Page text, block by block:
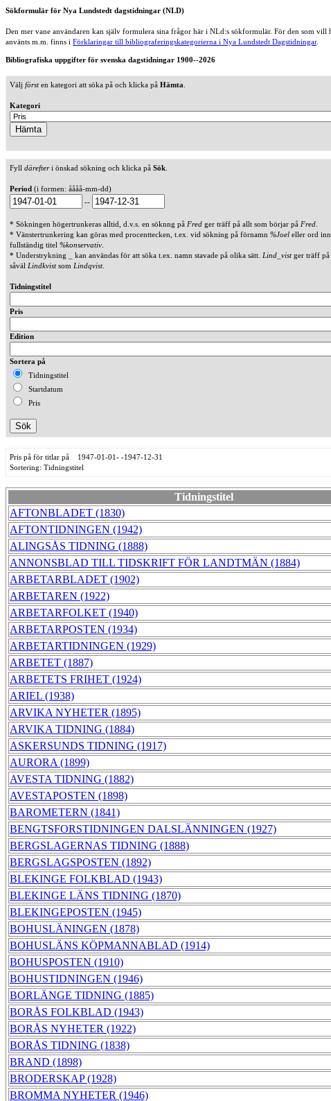
Sökformulär för Nya Lundstedt dagstidningar (NLD)
Den mer vane användaren kan själv formulera sina frågor här i NLd:s sökformulär. För den som vill
använts m.m. finns i Förklaringar till bibliograferingskategorierna i Nya Lundstedt Dagstidningar.
Bibliografiska uppgifter för svenska dagstidningar 1900--2026
Välj försten kategori att söka på och klicka på Hämta
Kategori
Fyll därefteri önskad sökning och klicka på Sök
Period (i formen: åååå-mm-dd)
--
* Sökningen högertrunkeras alltid, d.v.s. en söknng på Fred ger träff på allt som börjar på Fred
* Vänstertrunkering kan göras med procenttecken, t.ex. vid sökning på förnamn %Joel eller ord
fullständig titel %konservativ
* Understrykning _ kan användas för att söka t.ex. namn stavade på olika sätt. Lind_vistger träff på
såväl Lindkvistsom Lindqvist.
Tidningstitel
Pris
Edition
Sortera på
Tidningstitel
Startdatum
Pris
Pris på för titlar på 1947-01-01- -1947-12-31
Sortering: Tidningstitel
Tidningstitel
AFTONBLADET (1830)
AFTONTIDNINGEN (1942)
ALINGSÅS TIDNING (1888)
ANNONSBLAD TILL TIDSKRIFT FÖR LANDTMÄN (1884)
ARBETARBLADET (1902)
ARBETAREN (1922)
ARBETARFOLKET (1940)
ARBETARPOSTEN (1934)
ARBETARTIDNINGEN (1929)
ARBETET (1887)
ARBETETS FRIHET (1924)
ARIEL (1938)
ARVIKA NYHETER (1895)
ARVIKA TIDNING (1884)
ASKERSUNDS TIDNING (1917)
AURORA (1899)
AVESTA TIDNING (1882)
AVESTAPOSTEN (1898)
BAROMETERN (1841)
BENGTSFORSTIDNINGEN DALSLÄNNINGEN (1927)
BERGSLAGERNAS TIDNING (1888)
BERGSLAGSPOSTEN (1892)
BLEKINGE FOLKBLAD (1943)
BLEKINGE LÄNS TIDNING (1870)
BLEKINGEPOSTEN (1945)
BOHUSLÄNINGEN (1878)
BOHUSLÄNS KÖPMANNABLAD (1914)
BOHUSPOSTEN (1910)
BOHUSTIDNINGEN (1946)
BORLÄNGE TIDNING (1885)
BORÅS FOLKBLAD (1943)
BORÅS NYHETER (1922)
BORÅS TIDNING (1838)
BRAND (1898)
BRODERSKAP (1928)
BROMMA NYHETER (1946)